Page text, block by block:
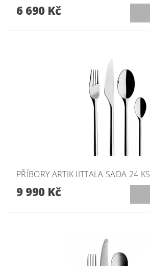
6 690 Kč
PŘÍBORY ARTIK IITTALA SADA 24 KS
9 990 Kč